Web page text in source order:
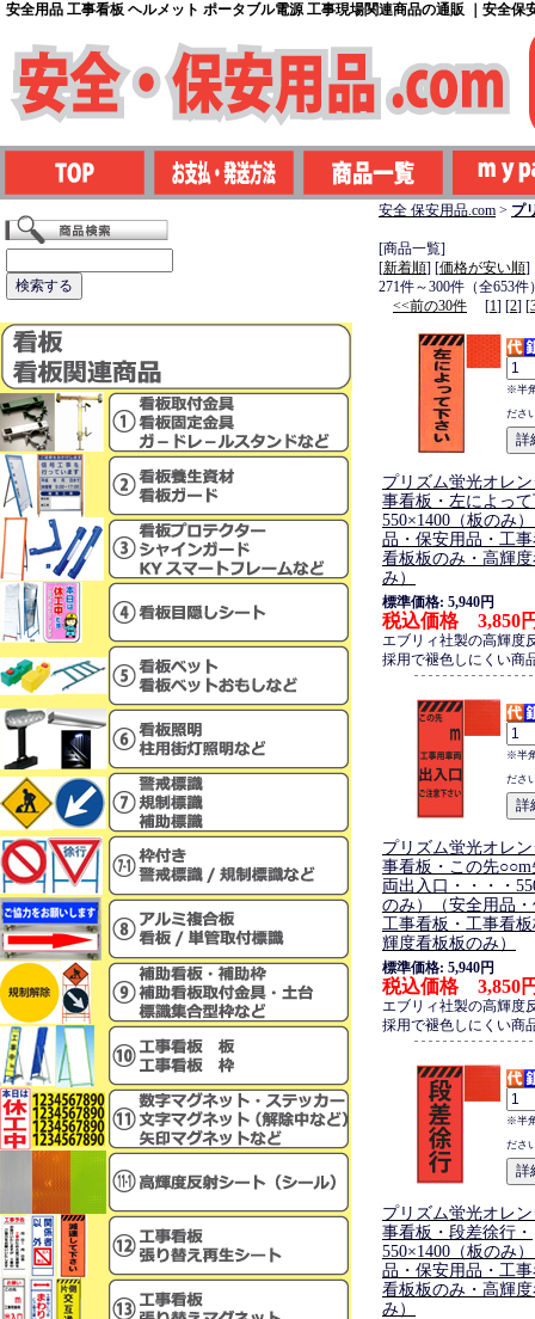
安全用品 工事看板 ヘルメット ポータブル電源 工事現場関連商品の通販 ｜安全保
安全 保安用品.com > プ
[商品一覧]
[新着順] [価格が安い順]
271件～300件（全653件
<<前の30件 [1] [2] [
※半
ださ
プリズム蛍光オレ
事看板・左によっ
550×1400（板のみ
品・保安用品・工
看板板のみ・高輝
み）
標準価格: 5,940円
税込価格 3,850
エブリィ社製の高輝度
採用で褪色しにくい商
※半
ださ
プリズム蛍光オレ
事看板・この先
両出入口・・・・
のみ）（安全用品
工事看板・工事看
輝度看板板のみ）
標準価格: 5,940円
税込価格 3,850
エブリィ社製の高輝度
採用で褪色しにくい商
※半
ださ
プリズム蛍光オレ
事看板・段差徐行・
550×1400（板のみ
品・保安用品・工
看板板のみ・高輝
み）